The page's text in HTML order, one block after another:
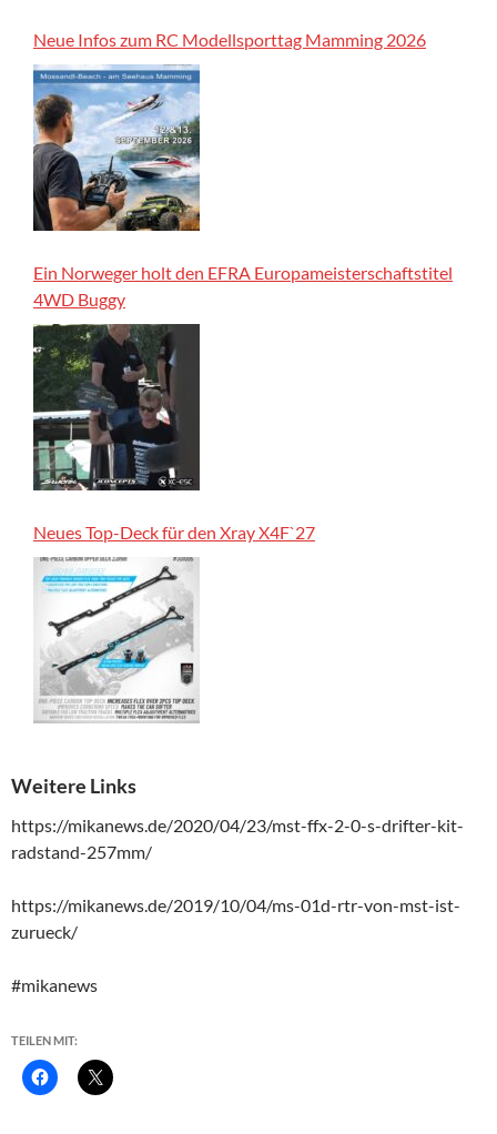
Neue Infos zum RC Modellsporttag Mamming 2026
Ein Norweger holt den EFRA Europameisterschaftstitel
4WD Buggy
Neues Top-Deck für den Xray X4F`27
Weitere Links
https://mikanews.de/2020/04/23/mst-ffx-2-0-s-drifter-kit-
radstand-257mm/
https://mikanews.de/2019/10/04/ms-01d-rtr-von-mst-ist-
zurueck/
#mikanews
TEILEN MIT: